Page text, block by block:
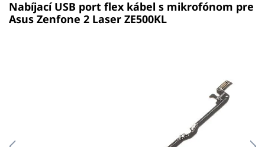
Nabíjací USB port flex kábel s mikrofónom pre
Asus Zenfone 2 Laser ZE500KL